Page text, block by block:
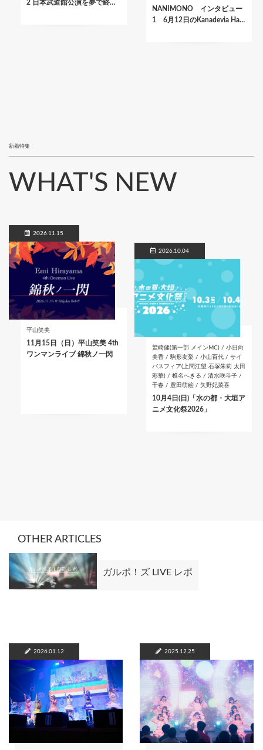
2 日本武道館公演を夢で終…
NANIMONO インタビュー
1 6月12日のKanadevia Ha…
新着特集
WHAT'S NEW
2026.11.15
平山笑美
11月15日（日）平山笑美 4th
ワンマンライブ 錦秋ノ一閃
2026.10.04
鷲崎健(第一部 メインMC) / 小日向
美香 / 駒形友梨 / 小山百代 / サイ
バスフィア(上間江望 石塚朱莉 太田
彩華) / 椎名へきる / 清水咲斗子 /
千春 / 豊田萌絵 / 矢野妃菜喜
10月4日(日)「水の都・大垣ア
ニメ文化祭2026」
OTHER ARTICLES
ガルポ！ズ LIVE レポ
2026.01.12 2025.12.25